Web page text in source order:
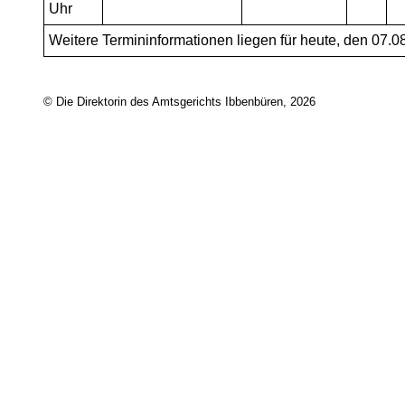
Uhr
Weitere Termininformationen liegen für heute, den
© Die Direktorin des Amtsgerichts Ibbenbüren, 2026